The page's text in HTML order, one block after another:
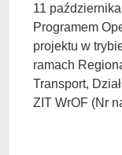
11
Programem
projektu w
ramach
Transport,
ZIT WrOF (Nr